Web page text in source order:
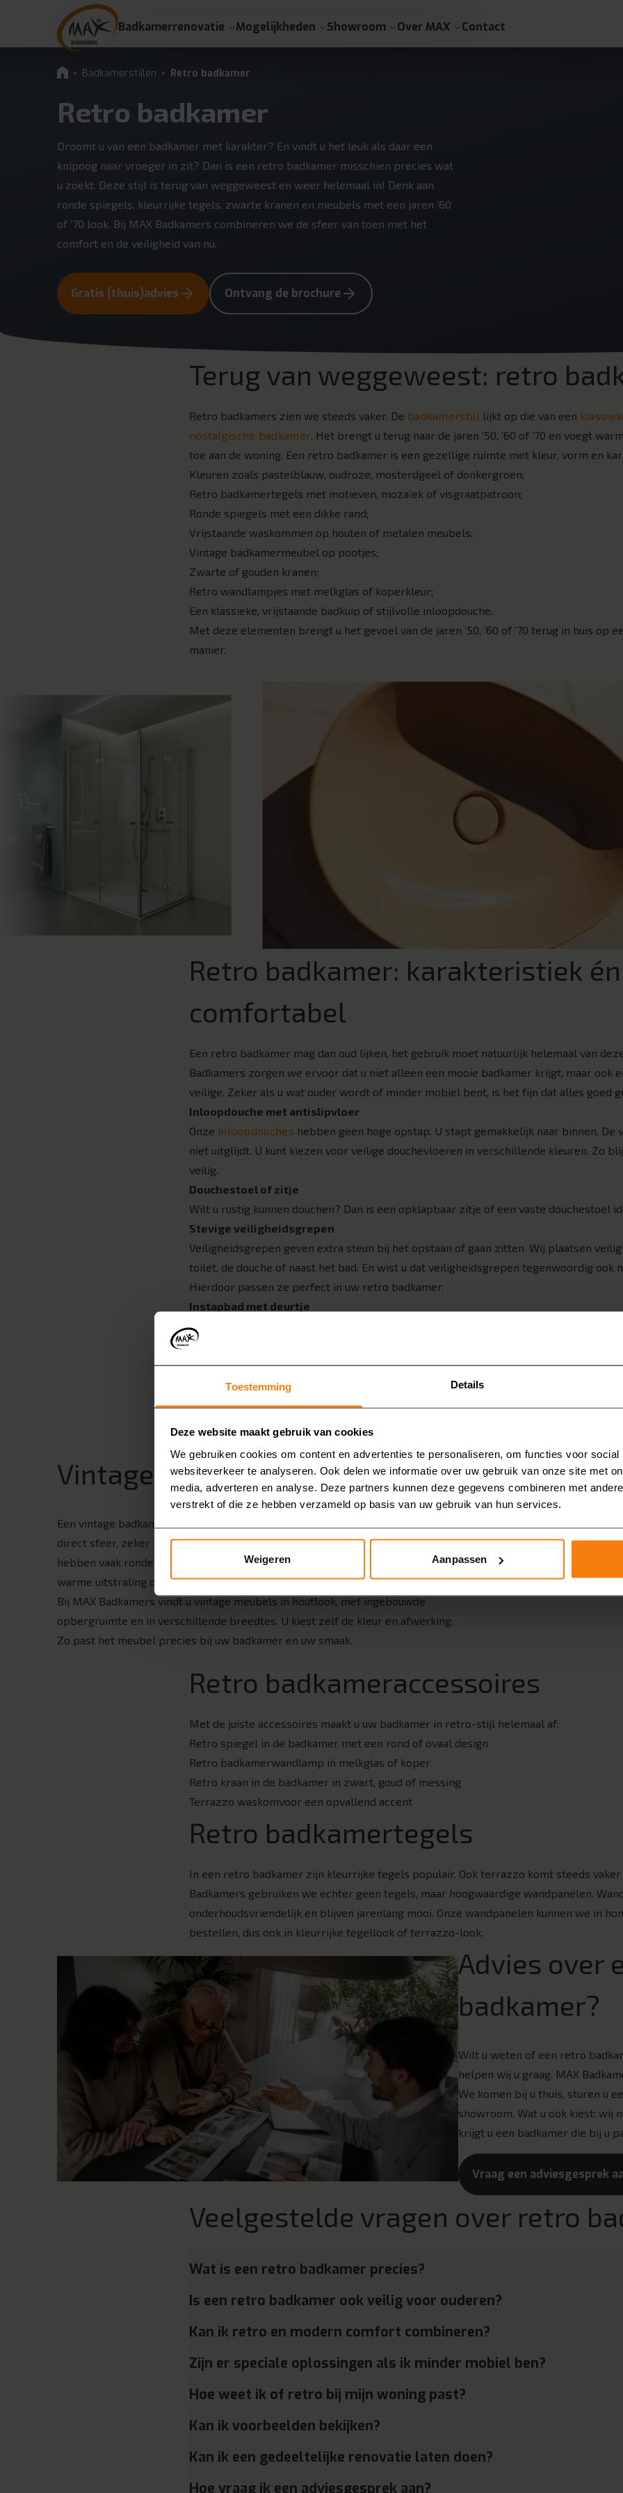
Toestemming Details
Deze website maakt gebruik van cookies
We gebruiken cookies om content en advertenties te personaliseren, om functies voor social
websiteverkeer te analyseren. Ook delen we informatie over uw gebruik van onze site met
media, adverteren en analyse. Deze partners kunnen deze gegevens combineren met
verstrekt of die ze hebben verzameld op basis van uw gebruik van hun services.
Weigeren Aanpassen
Badkamerrenovatie Mogelijkheden Showroom Over MAX Contact
Badkamerstijlen Retro badkamer
Retro badkamer
Droomt u van een badkamer met karakter? En vindt u het leuk als daar een
knipoog naar vroeger in zit? Dan is een retro badkamer misschien precies wat
u zoekt. Deze stijl is terug van weggeweest en weer helemaal in! Denk aan
ronde spiegels, kleurrijke tegels, zwarte kranen en meubels met een jaren ’60
of ’70 look. Bij MAX Badkamers combineren we de sfeer van toen met het
comfort en de veiligheid van nu.
Gratis (thuis)advies Ontvang de brochure
Terug van weggeweest: retro
Retro badkamers zien we steeds vaker. De badkamerstijl lijkt op die van een
nostalgische badkamer. Het brengt u terug naar de jaren ’50, ’60 of ’70 en voegt
toe aan de woning. Een retro badkamer is een gezellige ruimte met kleur, vorm en
Kleuren zoals pastelblauw, oudroze, mosterdgeel of donkergroen;
Retro badkamertegels met motieven, mozaïek of visgraatpatroon;
Ronde spiegels met een dikke rand;
Vrijstaande waskommen op houten of metalen meubels;
Vintage badkamermeubel op pootjes;
Zwarte of gouden kranen;
Retro wandlampjes met melkglas of koperkleur;
Een klassieke, vrijstaande badkuip of stijlvolle inloopdouche.
Met deze elementen brengt u het gevoel van de jaren ’50, ’60 of ’70 terug in huis op
manier.
Retro badkamer: karakteristiek én
comfortabel
Een retro badkamer mag dan oud lijken, het gebruik moet natuurlijk helemaal van
Badkamers zorgen we ervoor dat u niet alleen een mooie badkamer krijgt, maar ook
veilige. Zeker als u wat ouder wordt of minder mobiel bent, is het fijn dat alles goed
Inloopdouche met antislipvloer
Onze inloopdouches hebben geen hoge opstap. U stapt gemakkelijk naar binnen. De
niet uitglijdt. U kunt kiezen voor veilige douchevloeren in verschillende kleuren. Zo
veilig.
Douchestoel of zitje
Wilt u rustig kunnen douchen? Dan is een opklapbaar zitje of een vaste douchestoel
Stevige veiligheidsgrepen
Veiligheidsgrepen geven extra steun bij het opstaan of gaan zitten. Wij plaatsen
toilet, de douche of naast het bad. En wist u dat veiligheidsgrepen tegenwoordig ook
Hierdoor passen ze perfect in uw retro badkamer.
Instapbad met deurtje
Wilt u graag blijven baden, maar vindt u het instappen moeilijk? Dan is een
een deurtje, zodat u niet meer over de rand hoeft te stappen. Veilig en prettig.
Douche wc
douche wcis een toilet met ingebouwde bidetfunctie. Een zachte waterstraal
fris gevoel. Dit geeft comfort én hygiëne, vooral als u wat moeilijker beweegt.
Lees alle voordelen van wandpanelen
Vintage badkamermeubels
Een vintage badkamermeubel of retro badkamermeubel geeft uw badkamer
direct sfeer, zeker met een retro wastafel en een retro kraan. Deze meubels
hebben vaak ronde vormen, sierlijke grepen en staan op pootjes. Zo krijgt u een
warme uitstraling die doet denken aan vroeger, maar dan met het gemak van nu.
Bij MAX Badkamers vindt u vintage meubels in houtlook, met ingebouwde
opbergruimte en in verschillende breedtes. U kiest zelf de kleur en afwerking.
Zo past het meubel precies bij uw badkamer en uw smaak.
Retro badkameraccessoires
Met de juiste accessoires maakt u uw badkamer in retro-stijl helemaal af:
Retro spiegel in de badkamer met een rond of ovaal design
Retro badkamerwandlamp in melkglas of koper
Retro kraan in de badkamer in zwart, goud of messing
Terrazzo waskomvoor een opvallend accent
Retro badkamertegels
In een retro badkamer zijn kleurrijke tegels populair. Ook terrazzo komt steeds vaker
Badkamers gebruiken we echter geen tegels, maar hoogwaardige wandpanelen.
onderhoudsvriendelijk en blijven jarenlang mooi. Onze wandpanelen kunnen we in
bestellen, dus ook in kleurrijke tegellook of terrazzo-look.
Advies over
badkamer?
Wilt u weten of een retro
helpen wij u graag. MAX
We komen bij u thuis, sturen u
showroom. Wat u ook kiest: wij
krijgt u een badkamer die bij u
Vraag een adviesgesprek
Veelgestelde vragen over retro
Wat is een retro badkamer precies?
Is een retro badkamer ook veilig voor ouderen?
Kan ik retro en modern comfort combineren?
Zijn er speciale oplossingen als ik minder mobiel ben?
Hoe weet ik of retro bij mijn woning past?
Kan ik voorbeelden bekijken?
Kan ik een gedeeltelijke renovatie laten doen?
Hoe vraag ik een adviesgesprek aan?